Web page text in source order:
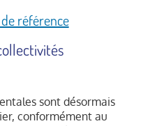
: service public
du Centre
et
de l'emploi et
référence
prépare les
en oriente et en suit
sont désormais
conformément au